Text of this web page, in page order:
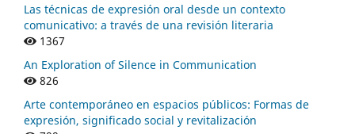
Las técnicas de expresión oral desde un contexto
comunicativo: a través de una revisión literaria
1367
An Exploration of Silence in Communication
826
Arte contemporáneo en espacios públicos: Formas de
expresión, significado social y revitalización